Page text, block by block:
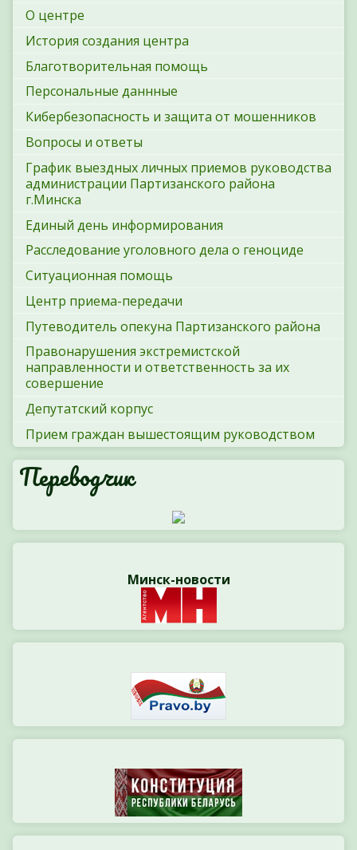
О центре
История создания центра
Благотворительная помощь
Персональные даннные
Кибербезопасность и защита от мошенников
Вопросы и ответы
График выездных личных приемов руководства
администрации Партизанского района
г.Минска
Единый день информирования
Расследование уголовного дела о геноциде
Ситуационная помощь
Центр приема-передачи
Путеводитель опекуна Партизанского района
Правонарушения экстремистской
направленности и ответственность за их
совершение
Депутатский корпус
Прием граждан вышестоящим руководством
Переводчик
Минск-новости